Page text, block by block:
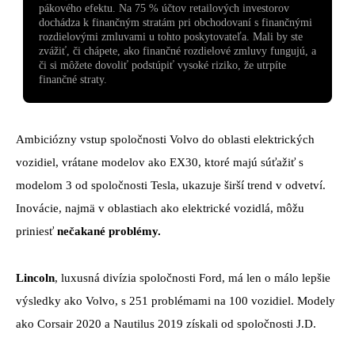
pákového efektu. Na 75 % účtov retailových investorov
dochádza k finančným stratám pri obchodovaní s finančnými
rozdielovými zmluvami u tohto poskytovateľa. Mali by ste
zvážiť, či chápete, ako finančné rozdielové zmluvy fungujú, a
či si môžete dovoliť podstúpiť vysoké riziko, že utrpíte
finančné straty.
Ambiciózny vstup spoločnosti Volvo do oblasti elektrických
vozidiel, vrátane modelov ako EX30, ktoré majú súťažiť s
modelom 3 od spoločnosti Tesla, ukazuje širší trend v odvetví.
Inovácie, najmä v oblastiach ako elektrické vozidlá, môžu
priniesť nečakané problémy.
Lincoln, luxusná divízia spoločnosti Ford, má len o málo lepšie
výsledky ako Volvo, s 251 problémami na 100 vozidiel. Modely
ako Corsair 2020 a Nautilus 2019 získali od spoločnosti J.D.